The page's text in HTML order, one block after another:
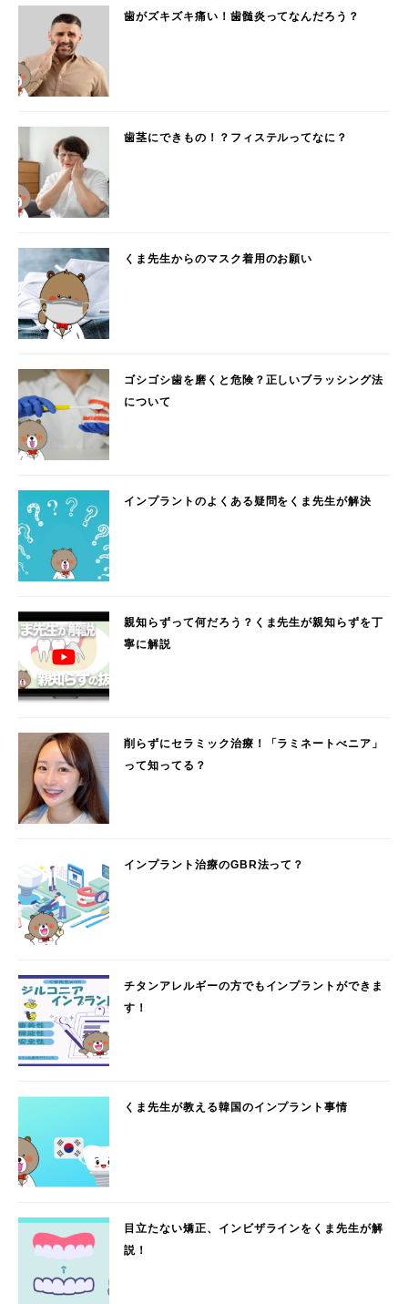
歯がズキズキ痛い！歯髄炎ってなんだろう？
歯茎にできもの！？フィステルってなに？
くま先生からのマスク着用のお願い
ゴシゴシ歯を磨くと危険？正しいブラッシング法
について
インプラントのよくある疑問をくま先生が解決
親知らずって何だろう？くま先生が親知らずを丁
寧に解説
削らずにセラミック治療！「ラミネートべニア」
って知ってる？
インプラント治療のGBR法って？
チタンアレルギーの方でもインプラントができま
す！
くま先生が教える韓国のインプラント事情
目立たない矯正、インビザラインをくま先生が解
説！